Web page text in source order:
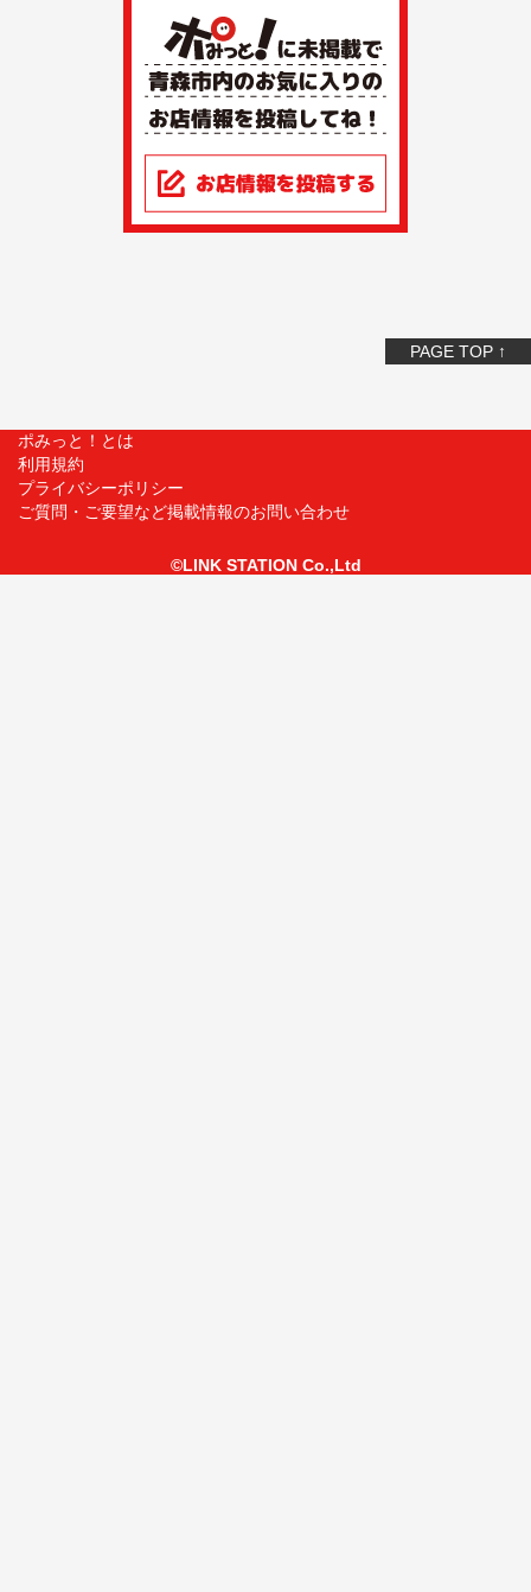
PAGE TOP ↑
ポみっと！とは
利用規約
プライバシーポリシー
ご質問・ご要望など掲載情報のお問い合わせ
©LINK STATION Co.,Ltd